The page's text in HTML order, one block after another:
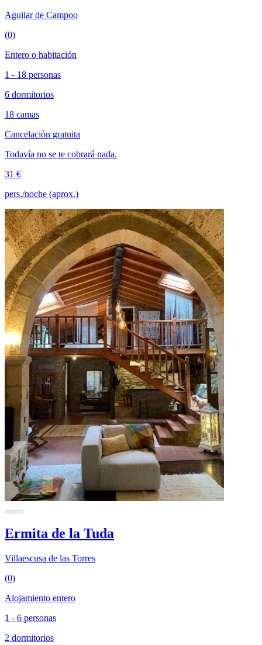
Aguilar de Campoo
(0)
Entero o habitación
1 - 18 personas
6 dormitorios
18 camas
Cancelación gratuita
Todavía no se te cobrará nada.
31 €
pers./noche (aprox.)
Ermita de la Tuda
Villaescusa de las Torres
(0)
Alojamiento entero
1 - 6 personas
2 dormitorios